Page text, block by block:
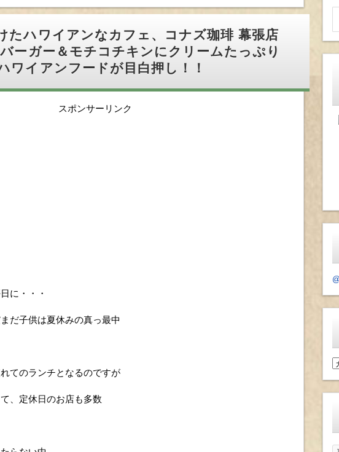
たハワイアンなカフェ、コナズ珈琲 幕張店
ーガー＆モチコチキンにクリームたっぷり
ワイアンフードが目白押し！！
スポンサーリンク
に・・・
だ子供は夏休みの真っ最中
てのランチとなるのですが
、定休日のお店も多数
カ